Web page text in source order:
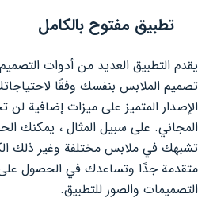
تطبيق مفتوح بالكامل
يقدم التطبيق العديد من أدوات
تصميم الملابس بنفسك وفقًا
الإصدار المتميز على ميزات إضافية لن
المجاني. على سبيل المثال ، يمكنك
تشبهك في ملابس مختلفة وغير ذلك
متقدمة جدًا وتساعدك في الحصول
التصميمات والصور للتطبيق.